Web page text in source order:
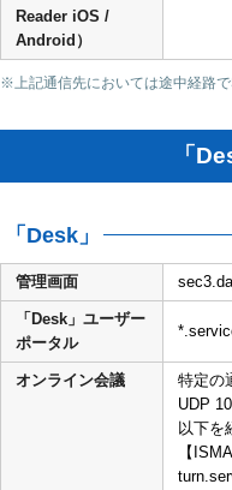
Reader iOS /
Android）
※上記通信先においては途中経路
「
「Desk」
管理画面
「Desk」ユーザー
ポータル
オンライン会議
特定の
UDP
以下を
【